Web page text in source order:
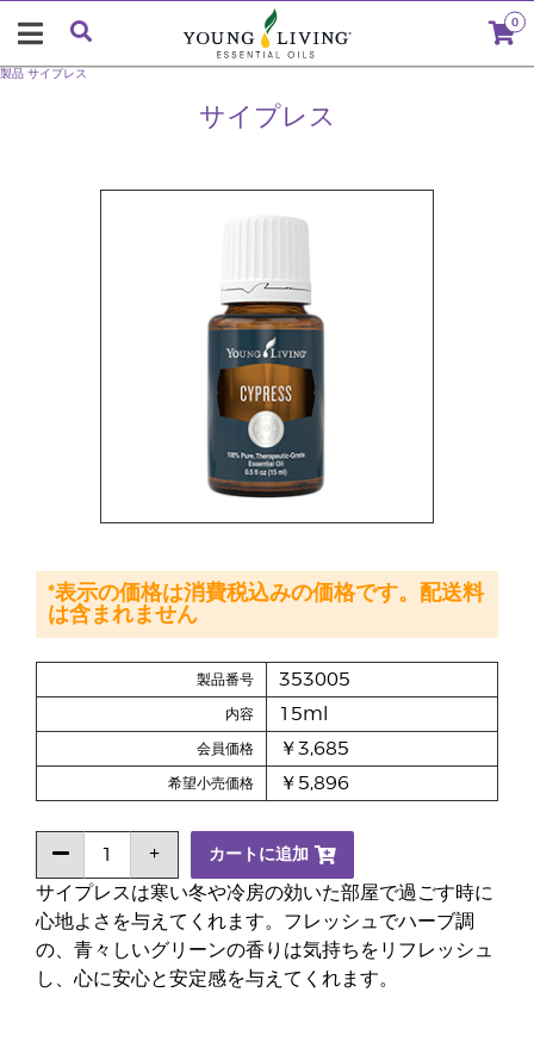
0
サイプレス
製品 サイプレス
サイプレスは寒い冬や冷房の効いた部屋で過ごす時に
心地よさを与えてくれます。フレッシュでハーブ調
の、青々しいグリーンの香りは気持ちをリフレッシュ
し、心に安心と安定感を与えてくれます。
製品番号 353005
内容 15ml
会員価格 ￥3,685
希望小売価格 ￥5,896
カートに追加
*表示の価格は消費税込みの価格です。配送料
は含まれません